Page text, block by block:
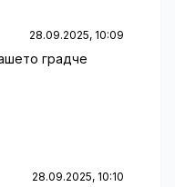
28.09.2025, 10:09
градче
28.09.2025, 10:10